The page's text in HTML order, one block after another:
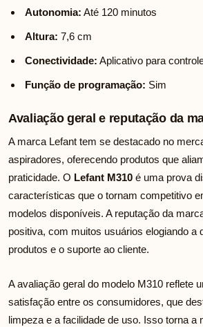
Autonomia: Até 120 minutos
Altura: 7,6 cm
Conectividade: Aplicativo para
Função de programação: Sim
Avaliação geral e reputação da
A marca Lefant tem se destacado no
aspiradores, oferecendo produtos que
praticidade. O Lefant M310 é uma prova
características que o tornam competitivo
modelos disponíveis. A reputação da
positiva, com muitos usuários elogiando a
produtos e o suporte ao cliente.
A avaliação geral do modelo M310 reflete
satisfação entre os consumidores, que
limpeza e a facilidade de uso. Isso torna a